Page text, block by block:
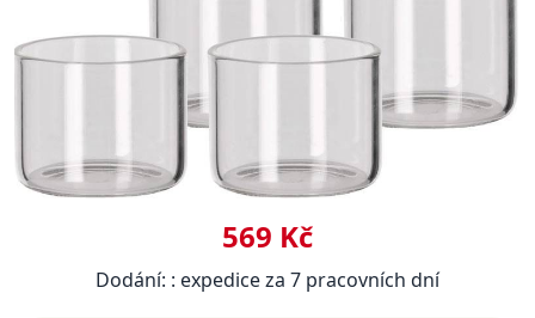
569 Kč
Dodání: : expedice za 7 pracovních dní